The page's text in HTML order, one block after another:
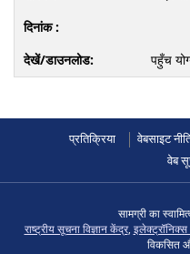
पहुँच
प्रतिक्रिया वेबसाइट
वेब
सामग्री का
राष्ट्रीय सूचना विज्ञान केंद्र, इलेक्ट्रॉनिक्स
विकसित